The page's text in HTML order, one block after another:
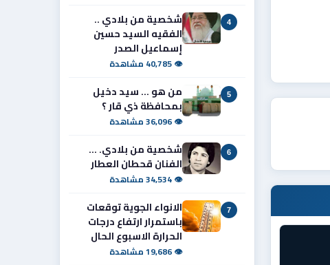
4
شخصية من بلادي ..
الفقيه السيد حسين
إسماعيل الصدر
👁 40,785 مشاهدة
5
من هو ... سيد دخيل
بمحافظة ذي قار ؟
👁 36,096 مشاهدة
6
شخصية من بلادي. ...
الفنان قحطان العطار
👁 34,534 مشاهدة
7
الانواء الجوية توقعات
باستمرار ارتفاع درجات
الحرارة الاسبوع الحال
👁 19,686 مشاهدة